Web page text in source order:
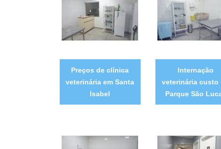
Preços de clínica
veterinária em Santa
Isabel
Internação
veterinária custo
Parque São